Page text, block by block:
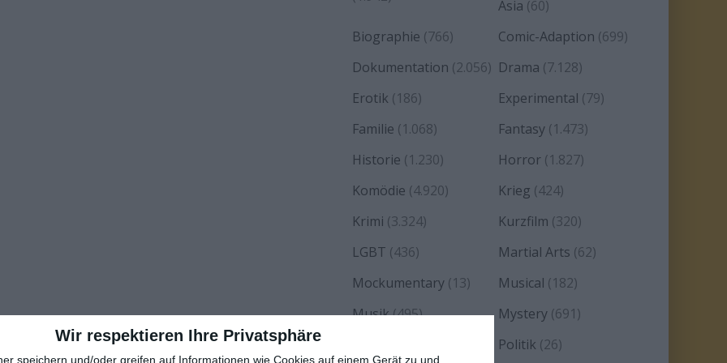
Wir respektieren Ihre Privatsphäre
speichern und/oder greifen auf Informationen wie Cookies auf einem Gerät zu und
Asia (60)
Biographie (766) Comic-Adaption (699)
Dokumentation (2.056) Drama (7.128)
Erotik (186) Experimental (79)
Familie (1.068) Fantasy (1.473)
Historie (1.230) Horror (1.827)
Komödie (4.920) Krieg (424)
Krimi (3.324) Kurzfilm (320)
LGBT (436) Martial Arts (62)
Mockumentary (13) Musical (182)
Musik(495) Mystery (691)
Politik (26)